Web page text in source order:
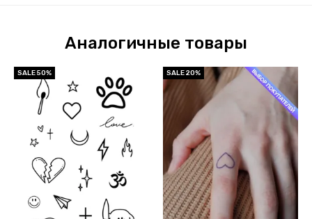
Аналогичные товары
SALE 50% SALE 20%